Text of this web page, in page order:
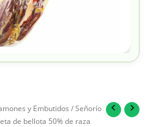
y Embutidos / Señorío
de bellota 50% de raza